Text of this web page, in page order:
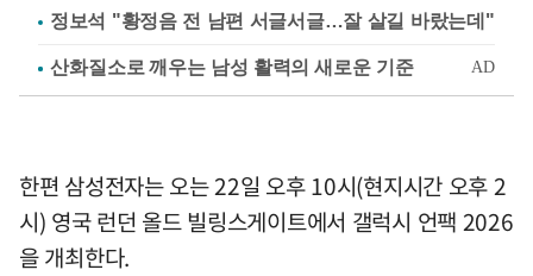
정보석 "황정음 전 남편 서글서글…잘 살길 바랐는데"
한편 삼성전자는 오는 22일 오후 10시(현지시간 오후 2
시) 영국 런던 올드 빌링스게이트에서 갤럭시 언팩 2026
을 개최한다.